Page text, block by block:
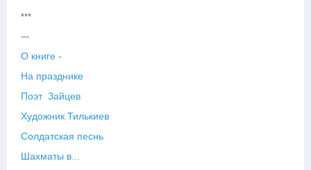
***
---
О книге -
На празднике
Поэт Зайцев
Художник Тилькиев
Солдатская песнь
Шахматы в...